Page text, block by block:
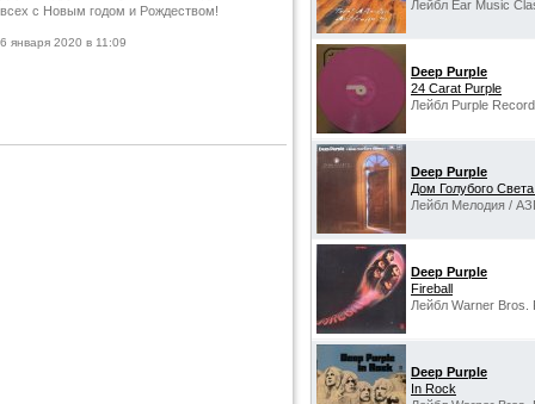
всех с Новым годом и Рождеством!
6 января 2020 в 11:09
Лейбл Ear Music
Deep Purple
24 Carat Purple
Лейбл Purple
Deep Purple
Дом Голубого
Лейбл Мелодия /
Deep Purple
Fireball
Лейбл Warner Bros.
Deep Purple
In Rock